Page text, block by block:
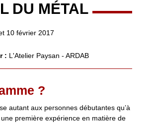
DU MÉTAL
10 février 2017
: L'Atelier Paysan - ARDAB
?
autant aux personnes débutantes qu’à
première expérience en matière de